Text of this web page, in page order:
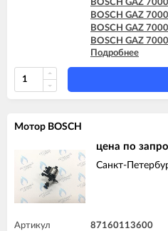
BOSCH GAZ
BOSCH GAZ
BOSCH GAZ
BOSCH GAZ
BOSCH GAZ
BOSCH GAZ
BOSCH GAZ
BOSCH GAZ
Подробнее
Мотор BOSCH
цена по
Санкт-
Артикул 87160113600